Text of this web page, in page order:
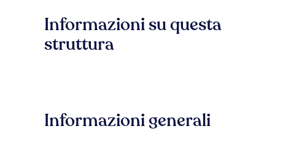
Informazioni su questa
struttura
Informazioni generali